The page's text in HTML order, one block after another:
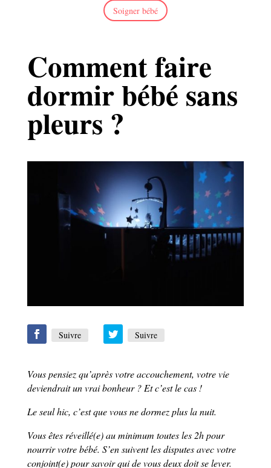
Soigner bébé
Comment faire
dormir bébé sans
pleurs ?
Suivre Suivre
Vous pensiez qu’après votre accouchement, votre vie
deviendrait un vrai bonheur ? Et c’est le cas !
Le seul hic, c’est que vous ne dormez plus la nuit.
Vous êtes réveillé(e) au minimum toutes les 2h pour
nourrir votre bébé. S’en suivent les disputes avec votre
conjoint(e) pour savoir qui de vous deux doit se lever.